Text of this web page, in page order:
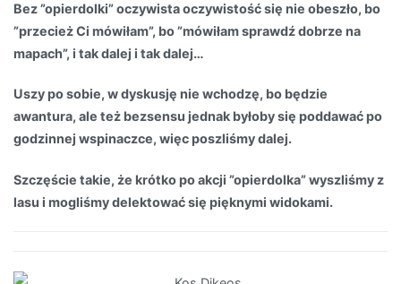
Bez ”opierdolki” oczywista oczywistość się nie obeszło, bo
”przecież Ci mówiłam”, bo ”mówiłam sprawdź dobrze na
mapach”, i tak dalej i tak dalej…
Uszy po sobie, w dyskusję nie wchodzę, bo będzie
awantura, ale też bezsensu jednak byłoby się poddawać po
godzinnej wspinaczce, więc poszliśmy dalej.
Szczęście takie, że krótko po akcji ”opierdolka” wyszliśmy z
lasu i mogliśmy delektować się pięknymi widokami.